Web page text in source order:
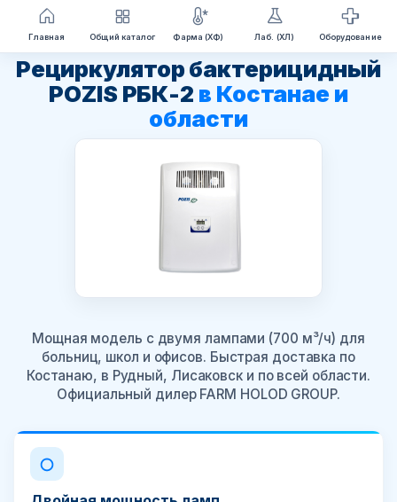
Перейти
содержимому
Рециркулятор бактерицидный
POZIS РБК-2 в Костанае и
области
Мощная модель с двумя лампами (700 м³/ч) для
больниц, школ и офисов. Быстрая доставка по
Костанаю, в Рудный, Лисаковск и по всей области.
Официальный дилер FARM HOLOD GROUP.
Главная Общий каталог Фарма (ХФ) Лаб. (ХЛ) Оборудование